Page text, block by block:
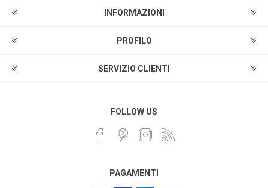
INFORMAZIONI
PROFILO
SERVIZIO CLIENTI
FOLLOW US
PAGAMENTI